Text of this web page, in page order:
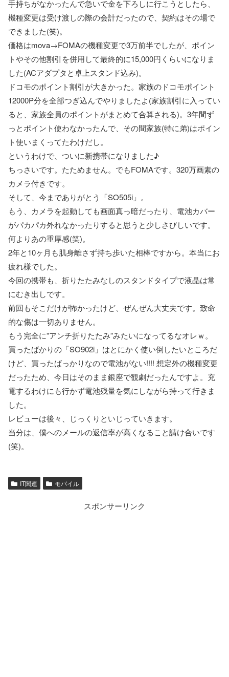
手持ちがなかったんで急いで金を下ろしに行こうとしたら、
機種変更は受け渡しの際の会計だったので、契約はその場で
できました(笑)。
価格はmova→FOMAの機種変更で3万前半でしたが、ポイン
トやその他割引を併用して最終的に15,000円くらいになりま
した(ACアダプタと卓上スタンド込み)。
ドコモのポイント割引が大きかった。家族のドコモポイント
12000P分を全部つぎ込んでやりましたよ(家族割引に入ってい
ると、家族全員のポイントがまとめて合算される)。3年間ず
っとポイント使わなかったんで、その間家族(特に弟)はポイン
ト使いまくってたわけだし。
というわけで、ついに新携帯になりました♪
ちっさいです。たためません。でもFOMAです。320万画素の
カメラ付きです。
そして、今までありがとう「SO505i」。
もう、カメラを起動しても画面真っ暗だったり、電池カバー
がパカパカ外れなかったりすると思うと少しさびしいです。
何よりあの重厚感(笑)。
2年と10ヶ月も肌身離さず持ち歩いた相棒ですから。本当にお
疲れ様でした。
今回の携帯も、折りたたみなしのスタンドタイプで液晶は常
にむき出しです。
前回もそこだけが怖かったけど、ぜんぜん大丈夫です。致命
的な傷は一切ありません。
もう完全に”アンチ折りたたみ”みたいになってるなオレｗ。
買ったばかりの「SO902i」はとにかく使い倒したいところだ
けど、買ったばっかりなので電池がない!!!! 想定外の機種変更
だったため、今日はそのまま銀座で観劇だったんですよ。充
電するわけにも行かず電池残量を気にしながら持って行きま
した。
レビューは後々、じっくりといじっていきます。
当分は、僕へのメールの返信率が高くなること請け合いです
(笑)。
IT関連 モバイル
スポンサーリンク